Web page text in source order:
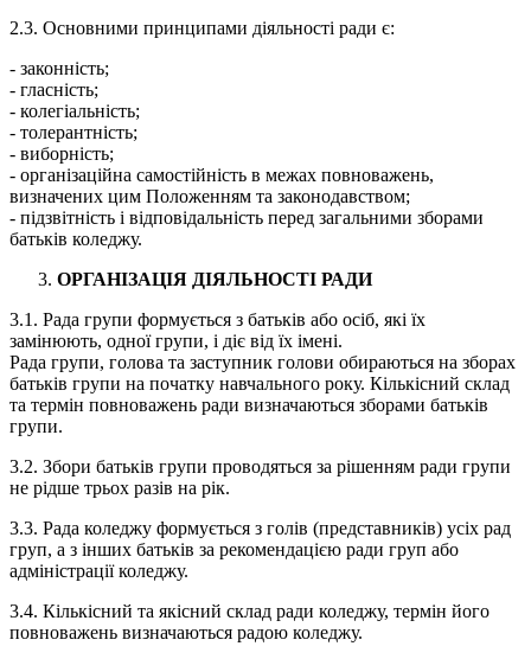
2.3.​ Основними принципами діяльності ради є:
-​ законність;
-​ гласність;
-​ колегіальність;
-​ толерантність;
-​ виборність;
-​ організаційна самостійність в межах повноважень,
визначених цим Положенням та законодавством;
-​ підзвітність і відповідальність перед загальними зборами
батьків коледжу.
ОРГАНІЗАЦІЯ ДІЯЛЬНОСТІ РАДИ
3.1.​ Рада групи формується з батьків або осіб, які їх
замінюють, одної групи, і діє від їх імені.
Рада групи, голова та заступник голови обираються на зборах
батьків групи на початку навчального року. Кількісний склад
та термін повноважень ради визначаються зборами батьків
групи.
3.2.​ Збори батьків групи проводяться за рішенням ради групи
не рідше трьох разів на рік.
3.3.​ Рада коледжу формується з голів (представників) усіх рад
груп, а з інших батьків за рекомендацією ради груп або
адміністрації коледжу.
3.4.​ Кількісний та якісний склад ради коледжу, термін його
повноважень визначаються радою коледжу.